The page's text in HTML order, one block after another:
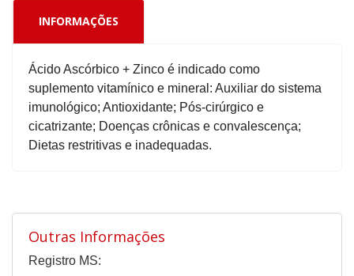
INFORMAÇÕES
Ácido Ascórbico + Zinco é indicado como
suplemento vitamínico e mineral: Auxiliar do sistema
imunológico; Antioxidante; Pós-cirúrgico e
cicatrizante; Doenças crônicas e convalescença;
Dietas restritivas e inadequadas.
Outras Informações
Registro MS: